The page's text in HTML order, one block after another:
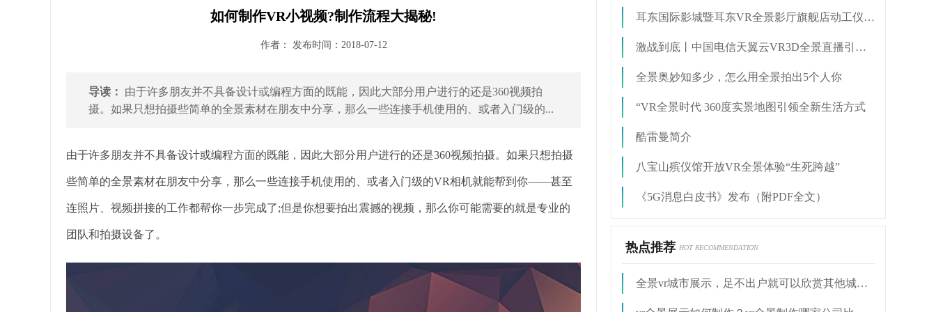
如何制作VR小视频?制作流程大揭秘!
作者： 发布时间：2018-07-12
导读：
由于许多朋友并不具备设计或编程方面的既能，因此大部分用户进行的还是360视频拍
摄。如果只想拍摄些简单的全景素材在朋友中分享，那么一些连接手机使用的、或者入门级的...
由于许多朋友并不具备设计或编程方面的既能，因此大部分用户进行的还是360视频拍摄。如果只想拍摄
些简单的全景素材在朋友中分享，那么一些连接手机使用的、或者入门级的VR相机就能帮到你——甚至
连照片、视频拼接的工作都帮你一步完成了;但是你想要拍出震撼的视频，那么你可能需要的就是专业的
团队和拍摄设备了。
耳东国际影城暨耳东VR全景影厅旗舰店动工仪式盛大举行
激战到底丨中国电信天翼云VR3D全景直播引燃拳击热火
全景奥妙知多少，怎么用全景拍出5个人你
“VR全景时代 360度实景地图引领全新生活方式
酷雷曼简介
八宝山殡仪馆开放VR全景体验“生死跨越”
《5G消息白皮书》发布（附PDF全文）
热点推荐 HOT RECOMMENDATION
全景vr城市展示，足不出户就可以欣赏其他城市的风光